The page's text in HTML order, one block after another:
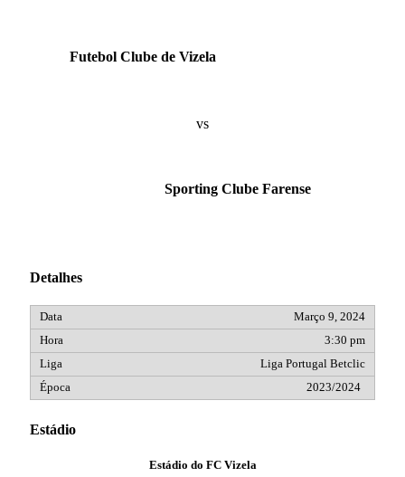
Futebol Clube de Vizela
vs
Sporting Clube Farense
Detalhes
Março 9, 2024
3:30 pm
Liga Portugal Betclic
2023/2024
Estádio
Estádio do FC Vizela